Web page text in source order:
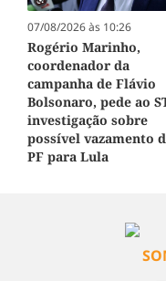
07/08/2026 às 10:26
Rogério Marinho,
coordenador da
campanha de Flávio
Bolsonaro, pede ao
investigação sobre
possível vazamento
PF para Lula